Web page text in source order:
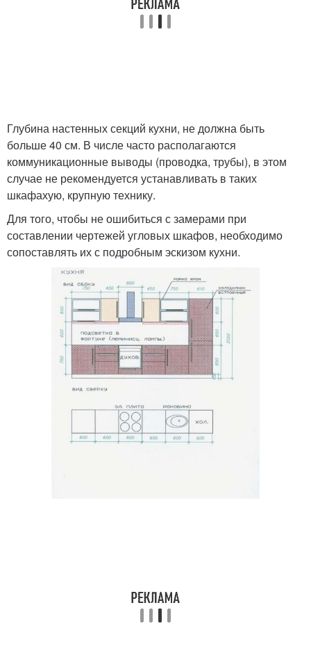
Глубина настенных секций кухни, не должна быть
больше 40 см. В числе часто располагаются
коммуникационные выводы (проводка, трубы), в этом
случае не рекомендуется устанавливать в таких
шкафахую, крупную технику.
Для того, чтобы не ошибиться с замерами при
составлении чертежей угловых шкафов, необходимо
сопоставлять их с подробным эскизом кухни.